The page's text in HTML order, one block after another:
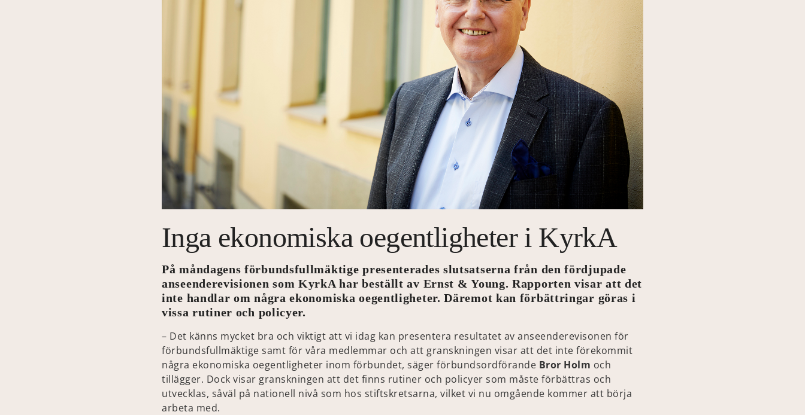
Inga ekonomiska oegentligheter i KyrkA
På måndagens förbundsfullmäktige presenterades slutsatserna från den fördjupade
anseenderevisionen som KyrkA har beställt av Ernst & Young. Rapporten visar att det
inte handlar om några ekonomiska oegentligheter.Däremot kan förbättringar göras i
vissa rutiner och policyer.
– Det känns mycket bra och viktigt att vi idag kan presentera resultatet av anseenderevisonen för
förbundsfullmäktige samt för våra medlemmar och att granskningen visar att det inte förekommit
några ekonomiska oegentligheter inom förbundet, säger förbundsordförande Bror Holm och
tillägger. Dock visar granskningen att det finns rutiner och policyer som måste förbättras och
utvecklas, såväl på nationell nivå som hos stiftskretsarna, vilket vi nu omgående kommer att börja
arbeta med.